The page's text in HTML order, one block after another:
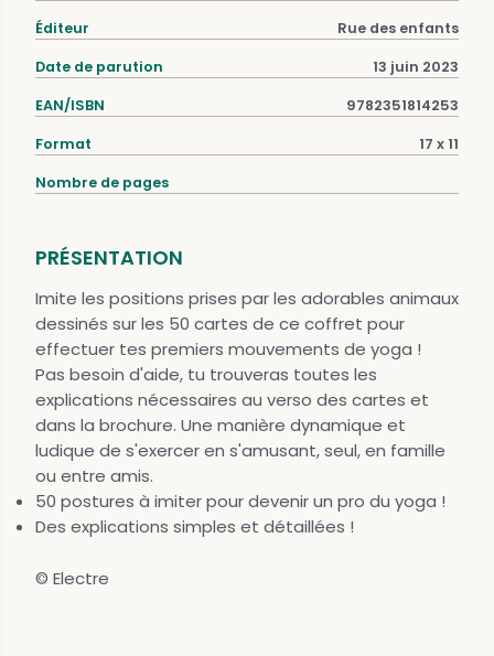
Éditeur Rue des enfants
Date de parution 13 juin 2023
EAN/ISBN 9782351814253
Format 17 x 11
Nombre de pages
PRÉSENTATION
Imite les positions prises par les adorables animaux
dessinés sur les 50 cartes de ce coffret pour
effectuer tes premiers mouvements de yoga !
Pas besoin d'aide, tu trouveras toutes les
explications nécessaires au verso des cartes et
dans la brochure. Une manière dynamique et
ludique de s'exercer en s'amusant, seul, en famille
ou entre amis.
50 postures à imiter pour devenir un pro du yoga !
Des explications simples et détaillées !
© Electre